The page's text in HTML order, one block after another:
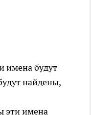
имена будут
найдены,
эти имена